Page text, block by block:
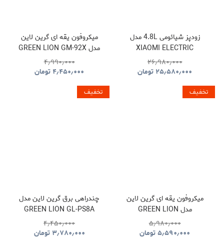
زودپز شیائومی 4.8L مدل
XIAOMI ELECTRIC
PRESSURE COOKER
۲۶٫۹۸۰٫۰۰۰
۲۵٫۵۸۰٫۰۰۰ تومان
میکروفون یقه ای گرین لاین
مدل GREEN LION GM-92X
GNGM92XWMBK
۴٫۹۹۰٫۰۰۰
۴٫۴۵۰٫۰۰۰ تومان
تخفیف
میکروفون یقه ای گرین لاین
مدل GREEN LION
GNGM93XMICBK
۵٫۹۸۰٫۰۰۰
۵٫۵۹۰٫۰۰۰تومان
تخفیف
چندراهی برق گرین لاین مدل
GREEN LION GL-PS8A
GNPS7UPDUKBK
۴٫۴۵۰٫۰۰۰
۳٫۷۸۰٫۰۰۰ تومان